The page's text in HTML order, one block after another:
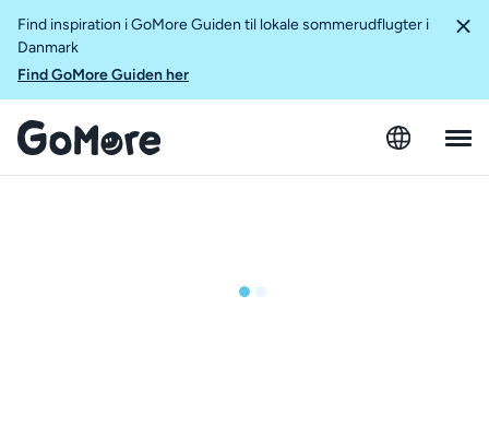
Find inspiration i GoMore Guiden til lokale sommerudflugter i
Danmark
Find GoMore Guiden her